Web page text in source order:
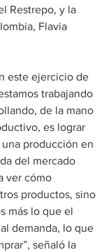
Restrepo, y la
Flavia
este ejercicio de
trabajando
de la mano
es lograr
producción en
del mercado
ver cómo
productos, sino
más lo que el
demanda, lo que
señaló la